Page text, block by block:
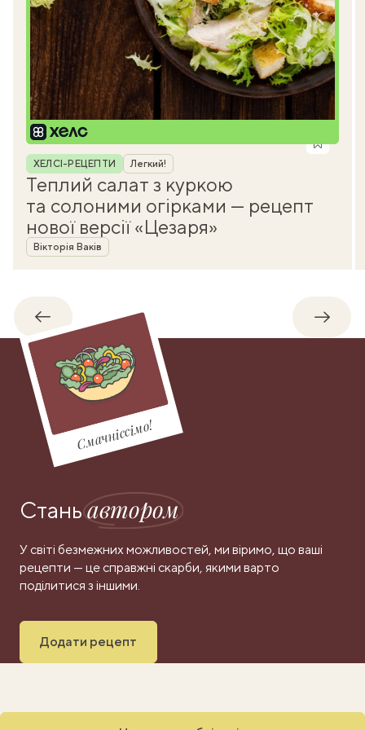
Рубрика
ХЕЛСІ-РЕЦЕПТИ Легкий!
Теплий салат з куркою
та солоними огірками — рецепт
нової версії «Цезаря»
Автор
Вікторія Ваків
Назад
Смачніссімо!
Станьавтором
У світі безмежних можливостей, ми віримо, що ваші
рецепти — це справжні скарби, якими варто
поділитися з іншими.
Додати рецепт